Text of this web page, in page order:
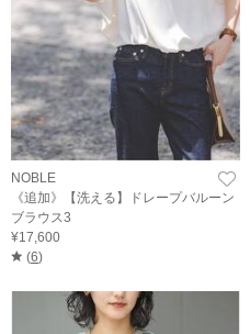
NOBLE
《追加》【洗える】ドレープバルーン
ブラウス3
¥17,600
(6)